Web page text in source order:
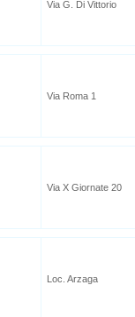
Via G. Di Vittorio
Via Roma 1
Via X Giornate 20
Loc. Arzaga